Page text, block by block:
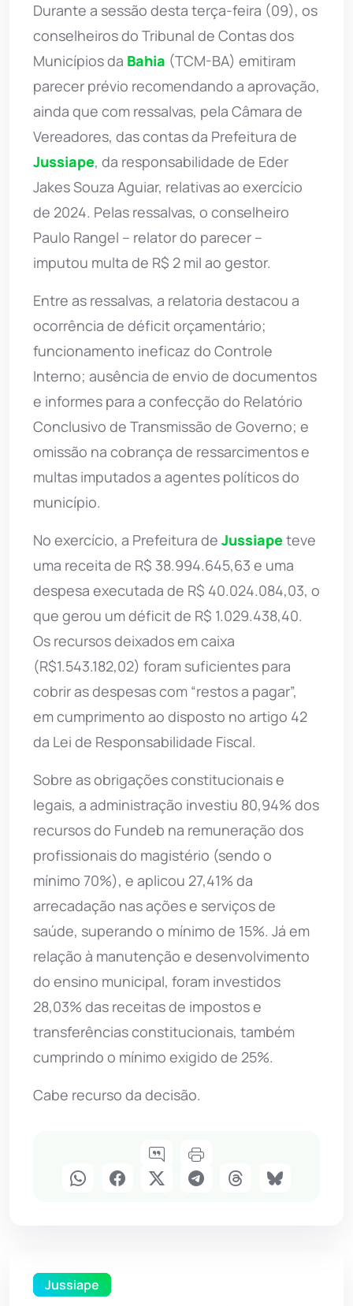
Durante a sessão desta terça-feira (09), os
conselheiros do Tribunal de Contas dos
Municípios da Bahia (TCM-BA) emitiram
parecer prévio recomendando a aprovação,
ainda que com ressalvas, pela Câmara de
Vereadores, das contas da Prefeitura de
Jussiape, da responsabilidade de Eder
Jakes Souza Aguiar, relativas ao exercício
de 2024. Pelas ressalvas, o conselheiro
Paulo Rangel – relator do parecer –
imputou multa de R$ 2 mil ao gestor.
Entre as ressalvas, a relatoria destacou a
ocorrência de déficit orçamentário;
funcionamento ineficaz do Controle
Interno; ausência de envio de documentos
e informes para a confecção do Relatório
Conclusivo de Transmissão de Governo; e
omissão na cobrança de ressarcimentos e
multas imputados a agentes políticos do
município.
No exercício, a Prefeitura de Jussiapeteve
uma receita de R$ 38.994.645,63 e uma
despesa executada de R$ 40.024.084,03, o
que gerou um déficit de R$ 1.029.438,40.
Os recursos deixados em caixa
(R$1.543.182,02) foram suficientes para
cobrir as despesas com “restos a pagar”,
em cumprimento ao disposto no artigo 42
da Lei de Responsabilidade Fiscal.
Sobre as obrigações constitucionais e
legais, a administração investiu 80,94% dos
recursos do Fundeb na remuneração dos
profissionais do magistério (sendo o
mínimo 70%), e aplicou 27,41% da
arrecadação nas ações e serviços de
saúde, superando o mínimo de 15%. Já em
relação à manutenção e desenvolvimento
do ensino municipal, foram investidos
28,03% das receitas de impostos e
transferências constitucionais, também
cumprindo o mínimo exigido de 25%.
Cabe recurso da decisão.
Jussiape